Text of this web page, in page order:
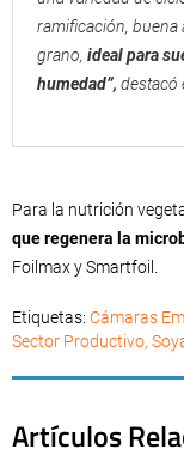
ramificación, buena
grano, ideal para
humedad”, destacó
Para la nutrición
que regenera la
Foilmax y Smartfoil.
Etiquetas: Cámaras
Sector Productivo,
Artículos